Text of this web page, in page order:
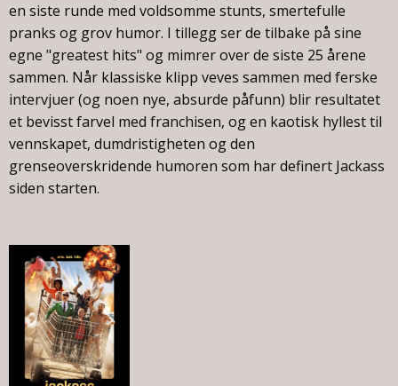
en siste runde med voldsomme stunts, smertefulle
pranks og grov humor. I tillegg ser de tilbake på sine
egne "greatest hits" og mimrer over de siste 25 årene
sammen. Når klassiske klipp veves sammen med ferske
intervjuer (og noen nye, absurde påfunn) blir resultatet
et bevisst farvel med franchisen, og en kaotisk hyllest til
vennskapet, dumdristigheten og den
grenseoverskridende humoren som har definert Jackass
siden starten.